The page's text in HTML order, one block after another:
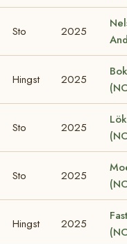
Sto 2025
Hingst 2025
Sto 2025
Sto 2025
Hingst 2025